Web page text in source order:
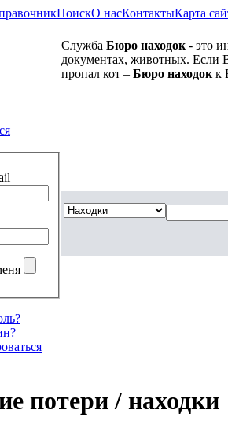
ПоискО насКонтактыКарта
Служба Бюро находок - это
документах, животных. Если
пропал кот – Бюро находок к
потери / находки